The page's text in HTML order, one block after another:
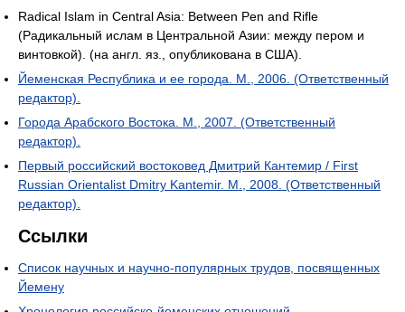
Radical Islam in Central Asia: Between Pen and Rifle
(Радикальный ислам в Центральной Азии: между пером и
винтовкой). (на англ. яз., опубликована в США).
Йеменская Республика и ее города. М., 2006. (Ответственный
редактор).
Города Арабского Востока. М., 2007. (Ответственный
редактор).
Первый российский востоковед Дмитрий Кантемир / First
Russian Orientalist Dmitry Kantemir. М., 2008. (Ответственный
редактор).
Ссылки
Список научных и научно-популярных трудов, посвященных
Йемену